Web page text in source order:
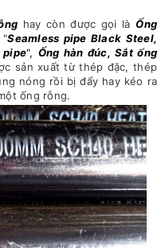
hay còn được gọi làỐng
"Seamless pipe Black Steel,
pipe", Ống hàn đúc, Sắt ống
sản xuất từ thép đặc, thép
nóng rồi bị đẩy hay kéo ra
ống rỗng.